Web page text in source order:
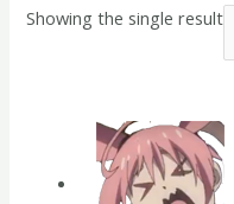
Showing the single result